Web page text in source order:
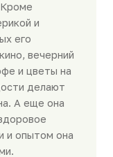
и
его
вечерний
и цветы на
делают
А еще она
и опытом она